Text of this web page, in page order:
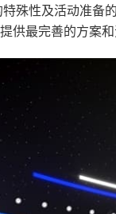
殊性及活动准备
供最完善的方案和